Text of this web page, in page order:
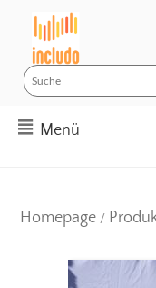
Menü
Homepage /